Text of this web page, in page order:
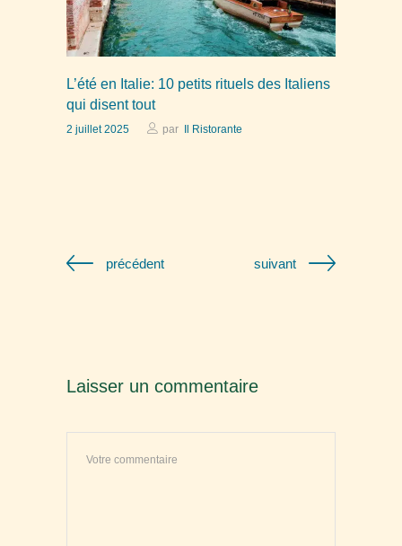
L’été en Italie: 10 petits rituels des Italiens
qui disent tout
2 juillet 2025 par Il Ristorante
précédent suivant
Laisser un commentaire